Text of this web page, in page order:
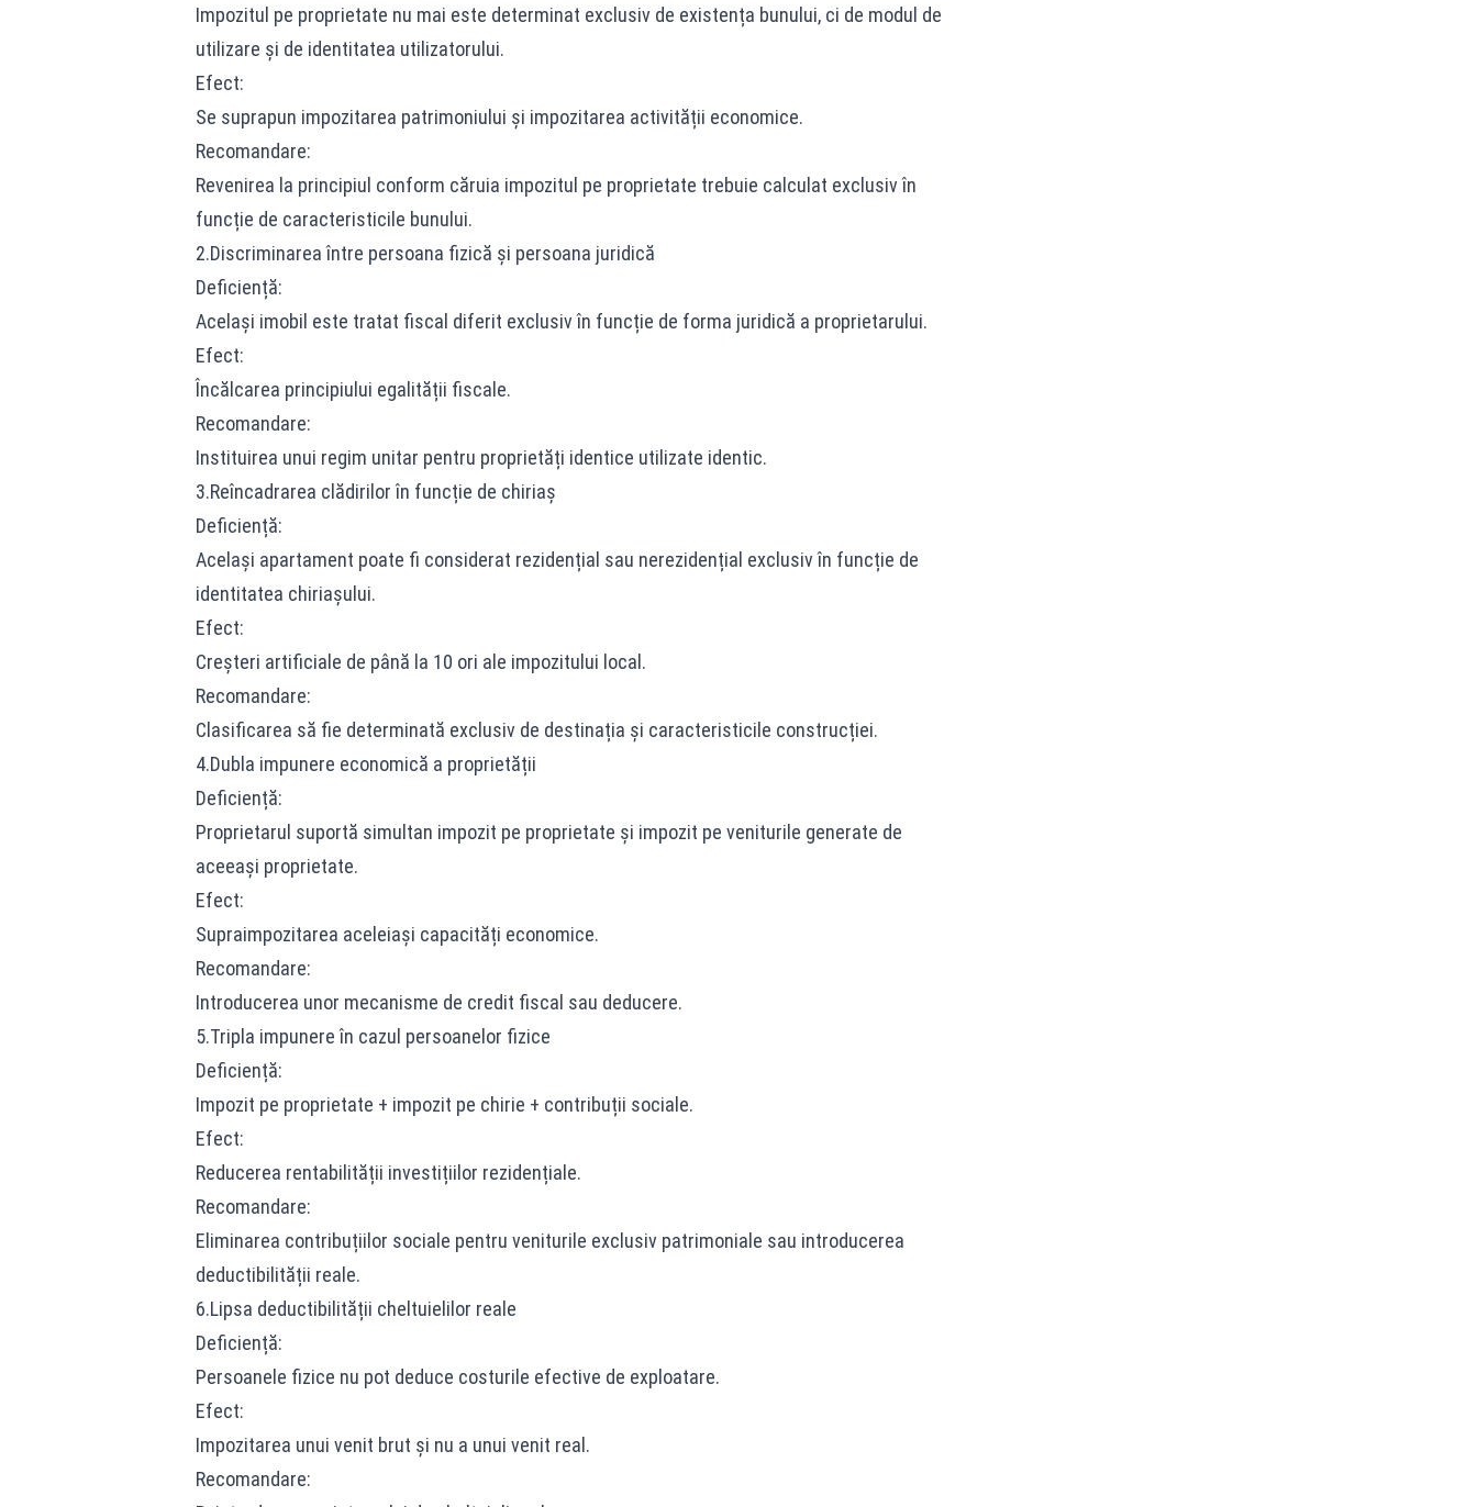
Impozitul pe proprietate nu mai este determinat exclusiv de existența bunului, ci de modul de
utilizare și de identitatea utilizatorului.
Efect:
Se suprapun impozitarea patrimoniului și impozitarea activității economice.
Recomandare:
Revenirea la principiul conform căruia impozitul pe proprietate trebuie calculat exclusiv în
funcție de caracteristicile bunului.
2.Discriminarea între persoana fizică și persoana juridică
Deficiență:
Același imobil este tratat fiscal diferit exclusiv în funcție de forma juridică a proprietarului.
Efect:
Încălcarea principiului egalității fiscale.
Recomandare:
Instituirea unui regim unitar pentru proprietăți identice utilizate identic.
3.Reîncadrarea clădirilor în funcție de chiriaș
Deficiență:
Același apartament poate fi considerat rezidențial sau nerezidențial exclusiv în funcție de
identitatea chiriașului.
Efect:
Creșteri artificiale de până la 10 ori ale impozitului local.
Recomandare:
Clasificarea să fie determinată exclusiv de destinația și caracteristicile construcției.
4.Dubla impunere economică a proprietății
Deficiență:
Proprietarul suportă simultan impozit pe proprietate și impozit pe veniturile generate de
aceeași proprietate.
Efect:
Supraimpozitarea aceleiași capacități economice.
Recomandare:
Introducerea unor mecanisme de credit fiscal sau deducere.
5.Tripla impunere în cazul persoanelor fizice
Deficiență:
Impozit pe proprietate + impozit pe chirie + contribuții sociale.
Efect:
Reducerea rentabilității investițiilor rezidențiale.
Recomandare:
Eliminarea contribuțiilor sociale pentru veniturile exclusiv patrimoniale sau introducerea
deductibilității reale.
6.Lipsa deductibilității cheltuielilor reale
Deficiență:
Persoanele fizice nu pot deduce costurile efective de exploatare.
Efect:
Impozitarea unui venit brut și nu a unui venit real.
Recomandare: